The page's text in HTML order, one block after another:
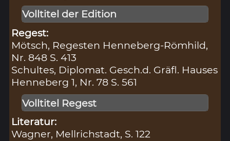
Volltitel der Edition
Regest:
Mötsch, Regesten Henneberg-Römhild,
Nr. 848 S. 413
Schultes, Diplomat. Gesch.d. Gräfl. Hauses
Henneberg 1, Nr. 78 S. 561
Volltitel Regest
Literatur:
Wagner, Mellrichstadt, S. 122